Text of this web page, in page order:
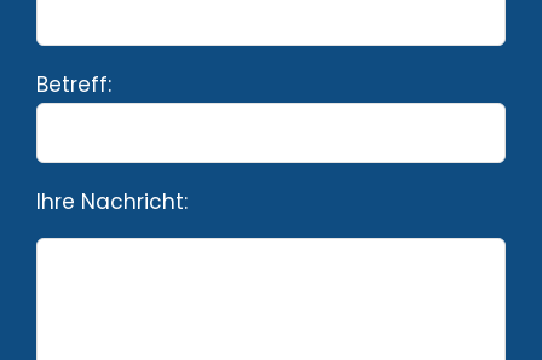
Betreff:
Ihre Nachricht: